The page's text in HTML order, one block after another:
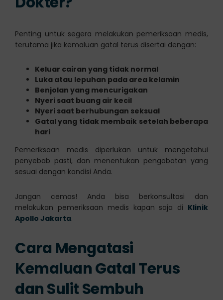
Penting untuk segera melakukan pemeriksaan medis,
terutama jika kemaluan gatal terus disertai dengan:
Keluar cairan yang tidak normal
Luka atau lepuhan pada area kelamin
Benjolan yang mencurigakan
Nyeri saat buang air kecil
Nyeri saat berhubungan seksual
Gatal yang tidak membaik setelah beberapa
hari
Pemeriksaan medis diperlukan untuk mengetahui
penyebab pasti, dan menentukan pengobatan yang
sesuai dengan kondisi Anda.
Jangan cemas! Anda bisa berkonsultasi dan
melakukan pemeriksaan medis kapan saja di Klinik
Apollo Jakarta.
Cara Mengatasi
Kemaluan Gatal Terus
dan Sulit Sembuh